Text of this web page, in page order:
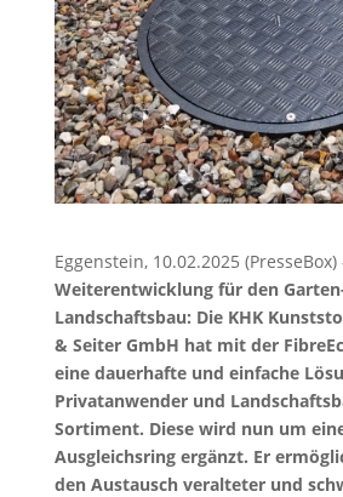
Eggenstein, 10.02.2025 (PresseBox)
Weiterentwicklung für den
Landschaftsbau: Die KHK
& Seiter GmbH hat mit der
eine dauerhafte und einfache
Privatanwender und
Sortiment. Diese wird nun um
Ausgleichsring ergänzt. Er
den Austausch veralteter und